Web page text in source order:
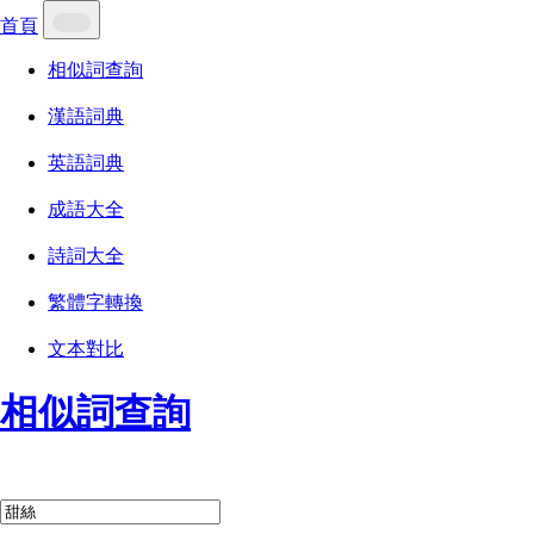
首頁
相似詞查詢
漢語詞典
英語詞典
成語大全
詩詞大全
繁體字轉換
文本對比
相似詞查詢